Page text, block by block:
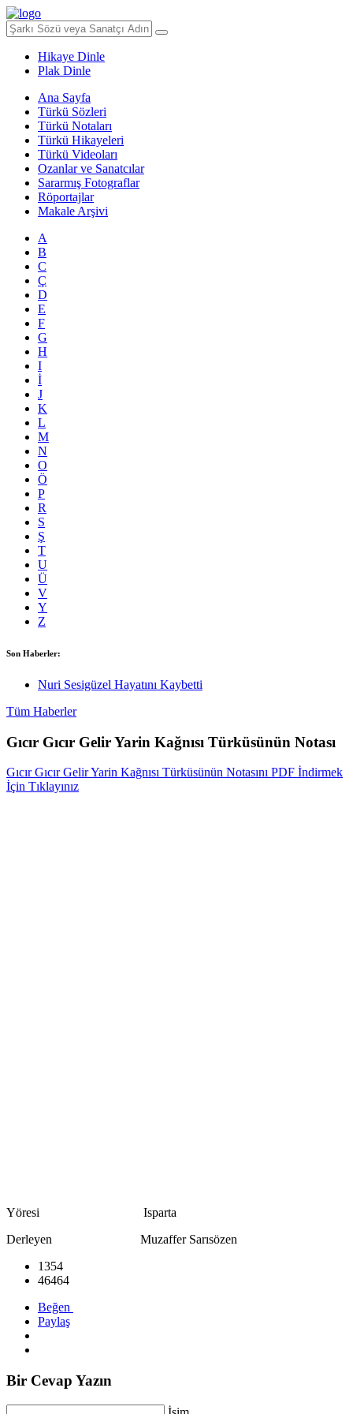
Hikaye Dinle
Plak Dinle
Ana Sayfa
Türkü Sözleri
Türkü Notaları
Türkü Hikayeleri
Türkü Videoları
Ozanlar ve Sanatcılar
Sararmış Fotograflar
Röportajlar
Makale Arşivi
A
B
C
Ç
D
E
F
G
H
I
İ
J
K
L
M
N
O
Ö
P
R
S
Ş
T
U
Ü
V
Y
Z
Son Haberler:
Nuri Sesigüzel Hayatını Kaybetti
Tüm Haberler
Gıcır Gıcır Gelir Yarin Kağnısı Türküsünün Notası
Gıcır Gıcır Gelir Yarin Kağnısı Türküsünün Notasını PDF İndirmek
İçin Tıklayınız
Yöresi Isparta
Derleyen Muzaffer Sarısözen
1354
46464
Beğen
Paylaş
Bir Cevap Yazın